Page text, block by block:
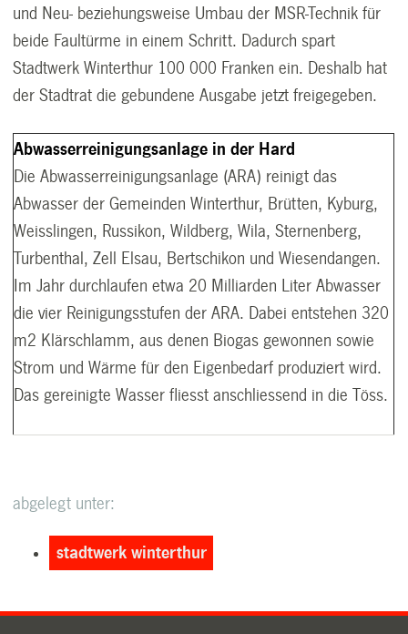
und Neu- beziehungsweise Umbau der MSR-Technik für
beide Faultürme in einem Schritt. Dadurch spart
Stadtwerk Winterthur 100 000 Franken ein. Deshalb hat
der Stadtrat die gebundene Ausgabe jetzt freigegeben.
Abwasserreinigungsanlage in der Hard
Die Abwasserreinigungsanlage (ARA) reinigt das
Abwasser der Gemeinden Winterthur, Brütten, Kyburg,
Weisslingen, Russikon, Wildberg, Wila, Sternenberg,
Turbenthal, Zell Elsau, Bertschikon und Wiesendangen.
Im Jahr durchlaufen etwa 20 Milliarden Liter Abwasser
die vier Reinigungsstufen der ARA. Dabei entstehen 320
m2 Klärschlamm, aus denen Biogas gewonnen sowie
Strom und Wärme für den Eigenbedarf produziert wird.
Das gereinigte Wasser fliesst anschliessend in die Töss.
abgelegt unter:
stadtwerk winterthur